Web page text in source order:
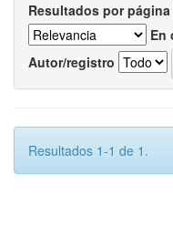
Resultados por página
En
Autor/registro
Resultados 1-1 de 1.